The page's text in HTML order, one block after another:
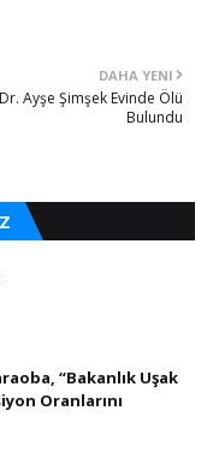
DAHA YENI
Dr. Ayşe Şimşek Evinde Ölü
Bulundu
“Bakanlık Uşak
Oranlarını